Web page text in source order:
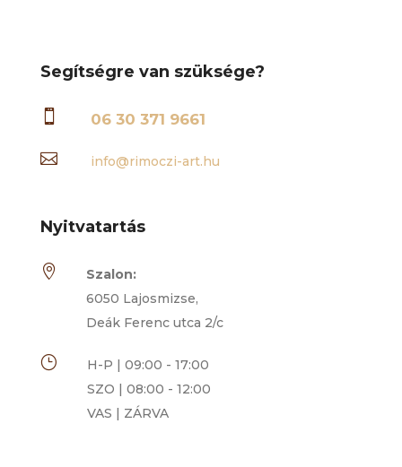
Segítségre van szüksége?
 06 30 371 9661
 info@rimoczi-art.hu
Nyitvatartás

Szalon:
6050 Lajosmizse,
Deák Ferenc utca 2/c
}
H-P | 09:00 - 17:00
SZO | 08:00 - 12:00
VAS | ZÁRVA